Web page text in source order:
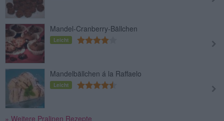
Mandel-Cranberry-Bällchen
Leicht
Mandelbällchen á la Raffaelo
Leicht
» Weitere Pralinen Rezepte